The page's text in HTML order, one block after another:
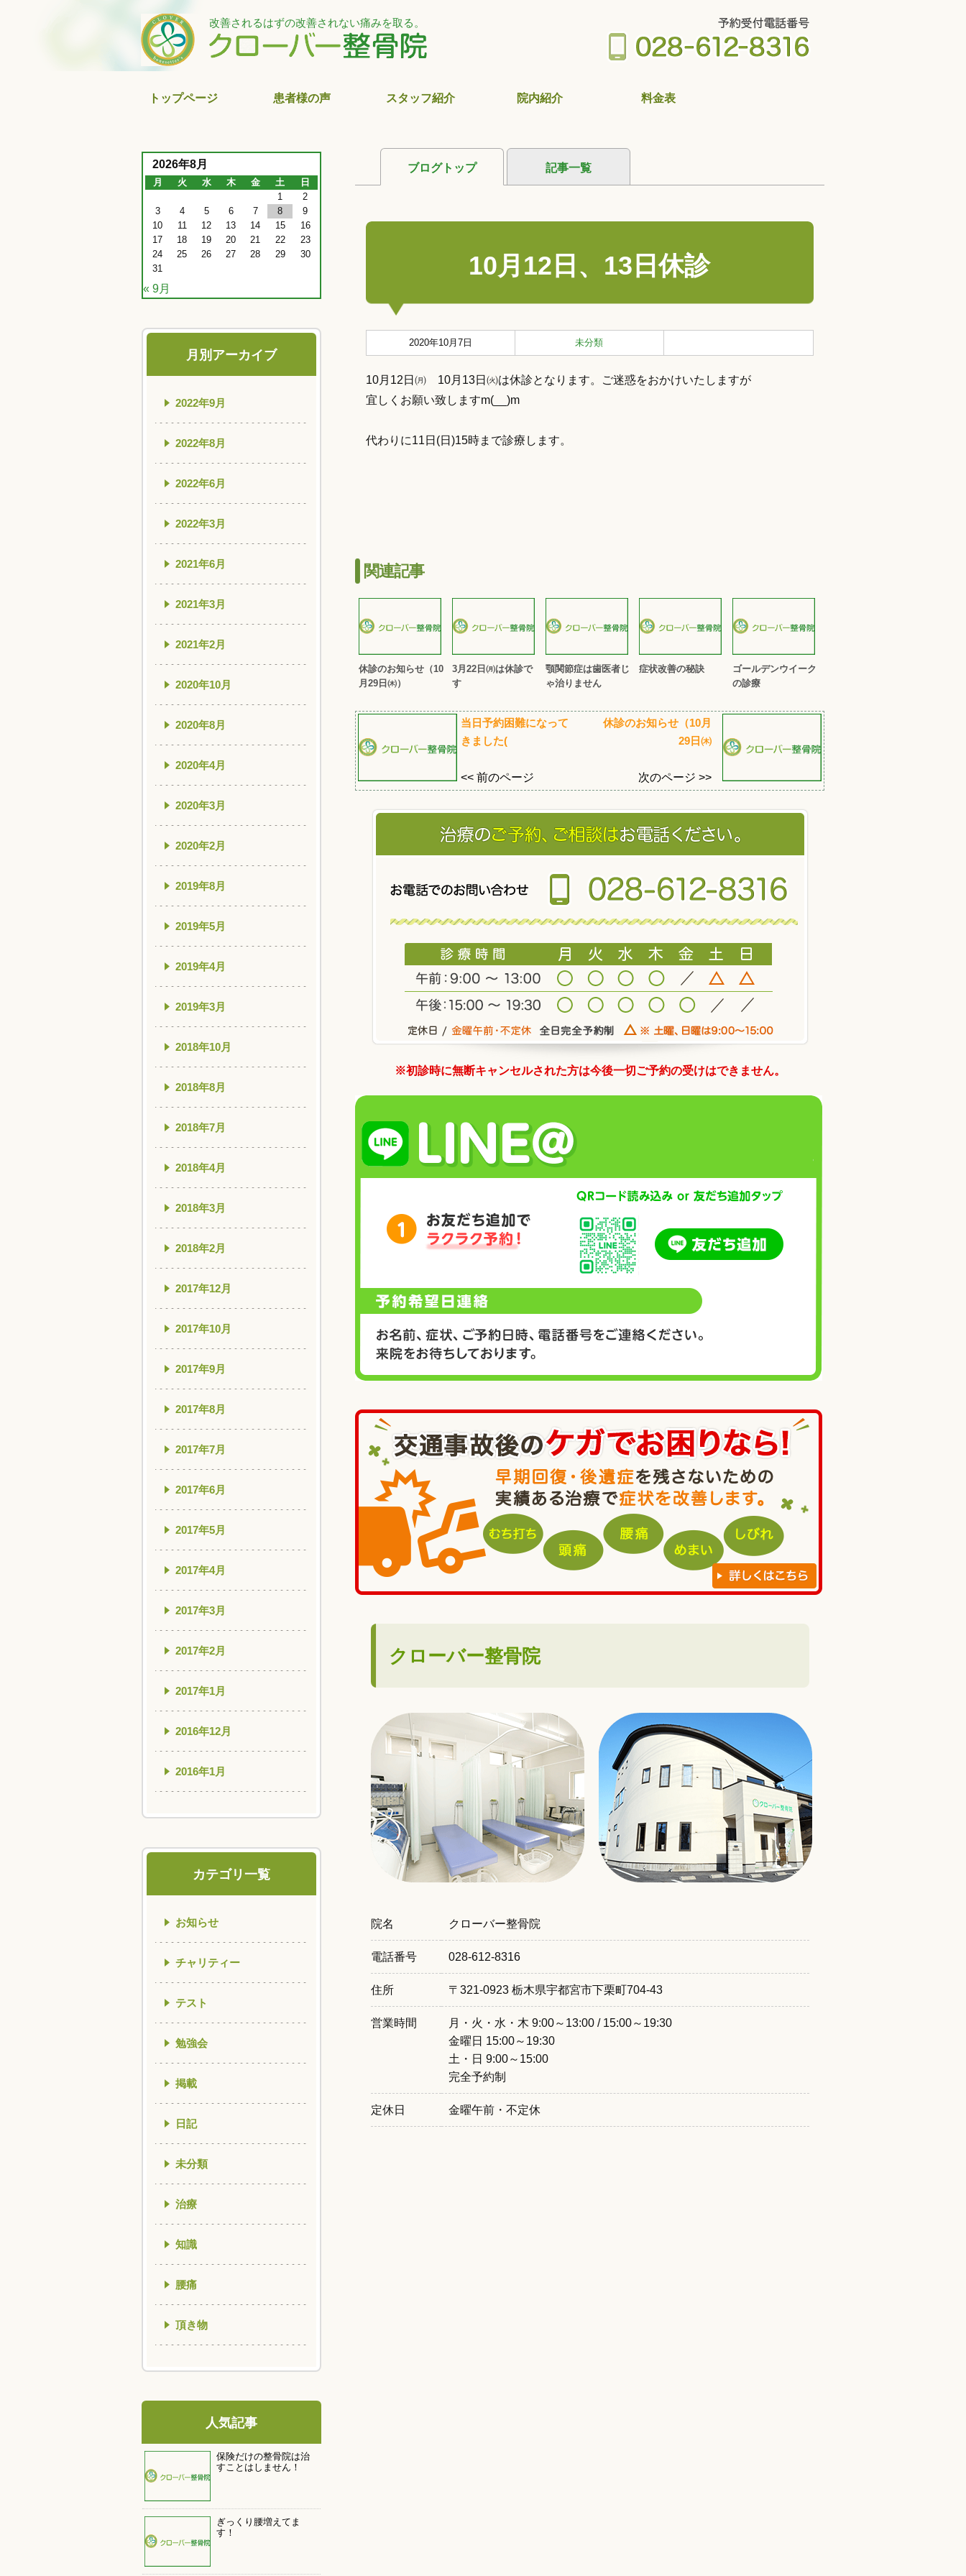
改善されるはずの改善されない痛みを取る。
トップページ 患者様の声 スタッフ紹介 院内紹介 料金表
ブログトップ 記事一覧
10月12日、13日休診
2020年10月7日 未分類
10月12日㈪ 10月13日㈫は休診となります。ご迷惑をおかけいたしますが
宜しくお願い致しますm(__)m
代わりに11日(日)15時まで診療します。
関連記事
休診のお知らせ（10
月29日㈭）
3月22日㈪は休診で
す
顎関節症は歯医者じ
ゃ治りません
症状改善の秘訣
ゴールデンウイーク
の診療
当日予約困難になって
きました(
<< 前のページ
休診のお知らせ（10月
29日㈭
次のページ >>
※初診時に無断キャンセルされた方は今後一切ご予約の受けはできません。
クローバー整骨院
院名 クローバー整骨院
電話番号 028-612-8316
住所 〒321-0923 栃木県宇都宮市下栗町704-43
営業時間
月・火・水・木 9:00～13:00 / 15:00～19:30
金曜日 15:00～19:30
土・日 9:00～15:00
完全予約制
定休日 金曜午前・不定休
2026年8月
月 火 水 木 金 土
日
1
2
3
4 5 6 7 8
9
10
11 12 13 14 15
16
17
18 19 20 21 22
23
24
25 26 27 28 29
30
31
« 9月
月別アーカイブ
2022年9月
2022年8月
2022年6月
2022年3月
2021年6月
2021年3月
2021年2月
2020年10月
2020年8月
2020年4月
2020年3月
2020年2月
2019年8月
2019年5月
2019年4月
2019年3月
2018年10月
2018年8月
2018年7月
2018年4月
2018年3月
2018年2月
2017年12月
2017年10月
2017年9月
2017年8月
2017年7月
2017年6月
2017年5月
2017年4月
2017年3月
2017年2月
2017年1月
2016年12月
2016年1月
カテゴリ一覧
お知らせ
チャリティー
テスト
勉強会
掲載
日記
未分類
治療
知識
腰痛
頂き物
人気記事
保険だけの整骨院は治
すことはしません！
ぎっくり腰増えてま
す！